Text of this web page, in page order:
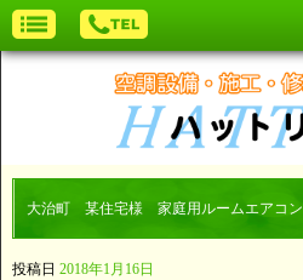
大治町 某住宅様 家庭用ルームエアコン
投稿日 2018年1月16日